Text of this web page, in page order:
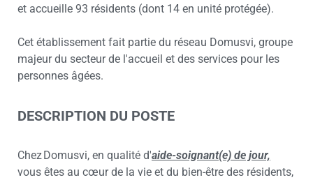
et accueille 93 résidents (dont 14 en unité protégée).
Cet établissement fait partie du réseau Domusvi, groupe
majeur du secteur de l'accueil et des services pour les
personnes âgées.
DESCRIPTION DU POSTE
Chez Domusvi, en qualité d'aide-soignant(e) de jour,
vous êtes au cœur de la vie et du bien-être des résidents,